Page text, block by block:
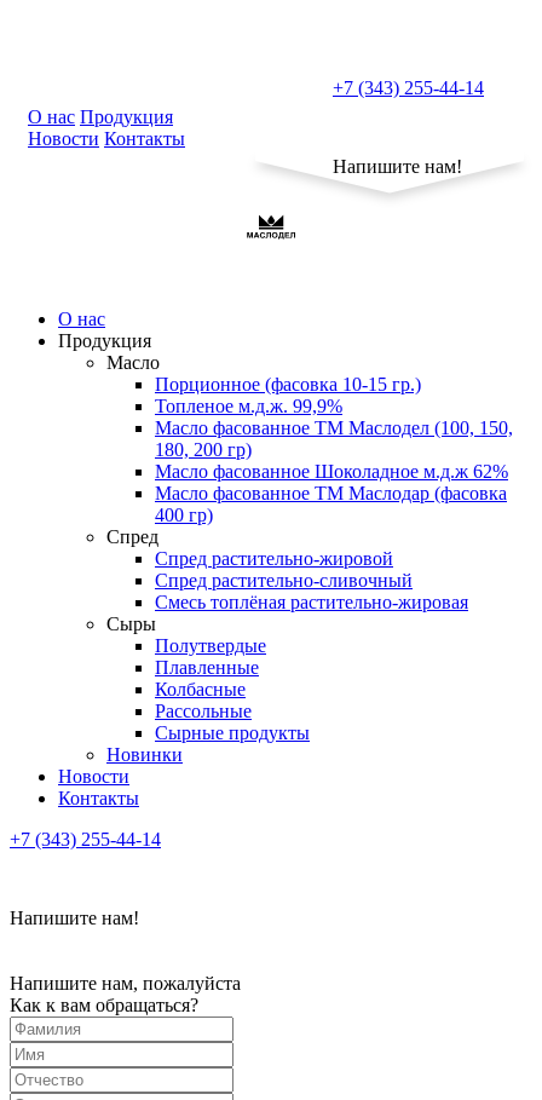
О нас Продукция
Новости Контакты
+7 (343) 255-44-14
Напишите нам!
О нас
Продукция
Масло
Порционное (фасовка 10-15 гр.)
Топленое м.д.ж. 99,9%
Масло фасованное ТМ Маслодел (100, 150,
180, 200 гр)
Масло фасованное Шоколадное м.д.ж 62%
Масло фасованное ТМ Маслодар (фасовка
400 гр)
Спред
Спред растительно-жировой
Спред растительно-сливочный
Смесь топлёная растительно-жировая
Сыры
Полутвердые
Плавленные
Колбасные
Рассольные
Сырные продукты
Новинки
Новости
Контакты
+7 (343) 255-44-14
Напишите нам!
Напишите нам, пожалуйста
Как к вам обращаться?